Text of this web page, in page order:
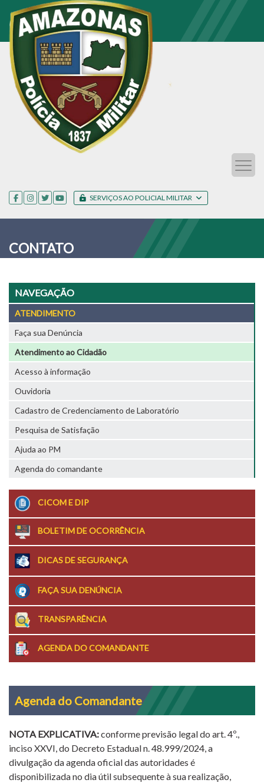
SERVIÇOS AO POLICIAL MILITAR
CONTATO
NAVEGAÇÃO
ATENDIMENTO
Faça sua Denúncia
Atendimento ao Cidadão
Acesso à informação
Ouvidoria
Cadastro de Credenciamento de Laboratório
Pesquisa de Satisfação
Ajuda ao PM
Agenda do comandante
CICOM E DIP
BOLETIM DE OCORRÊNCIA
DICAS DE SEGURANÇA
FAÇA SUA DENÚNCIA
TRANSPARÊNCIA
AGENDA DO COMANDANTE
Agenda do Comandante
NOTA EXPLICATIVA:conforme previsão legal do art. 4º.,
inciso XXVI, do Decreto Estadual n. 48.999/2024, a
divulgação da agenda oficial das autoridades é
disponibilizada no dia útil subsequente à sua realização,